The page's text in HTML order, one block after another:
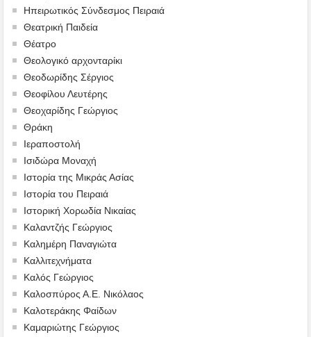
Ηπειρωτικός Σύνδεσμος Πειραιά
Θεατρική Παιδεία
Θέατρο
Θεολογικό αρχονταρίκι
Θεοδωρίδης Σέργιος
Θεοφίλου Λευτέρης
Θεοχαρίδης Γεώργιος
Θράκη
Ιεραποστολή
Ισιδώρα Μοναχή
Ιστορία της Μικράς Ασίας
Ιστορία του Πειραιά
Ιστορική Χορωδία Νικαίας
Καλαντζής Γεώργιος
Καλημέρη Παναγιώτα
Καλλιτεχνήματα
Καλός Γεώργιος
Καλοσπύρος Α.Ε. Νικόλαος
Καλοτεράκης Φαίδων
Καμαριώτης Γεώργιος